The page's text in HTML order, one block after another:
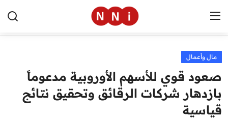
الرئيسية
اخبار مصر
العالم
مال وأعمال
صعود قوي للأسهم الأوروبية مدعوماً
بازدهار شركات الرقائق وتحقيق نتائج
قياسية